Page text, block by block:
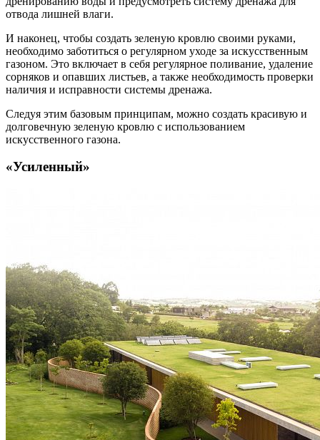
отвода лишней влаги.
И наконец, чтобы создать зеленую кровлю своими руками,
необходимо заботиться о регулярном уходе за искусственным
газоном. Это включает в себя регулярное поливание, удаление
сорняков и опавших листьев, а также необходимость проверки
наличия и исправности системы дренажа.
Следуя этим базовым принципам, можно создать красивую и
долговечную зеленую кровлю с использованием
искусственного газона.
«Усиленный»